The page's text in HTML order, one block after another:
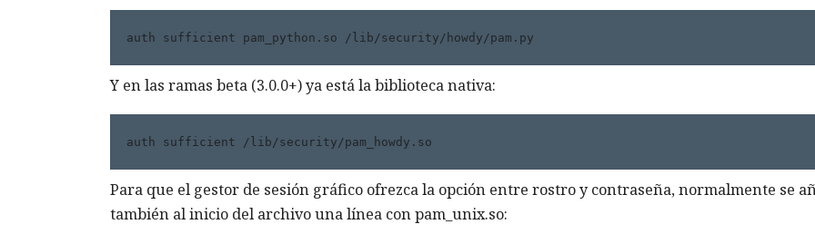
auth sufficient pam_python.so /lib/security/howdy/pam.py
Y en las ramas beta (3.0.0+) ya está la biblioteca nativa:
auth sufficient /lib/security/pam_howdy.so
Para que el gestor de sesión gráfico ofrezca la opción entre rostro y contraseña, normalmente se
también al inicio del archivo una línea con pam_unix.so: